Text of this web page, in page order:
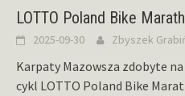
LOTTO Poland Bike
2025-09-30 Zbyszek
Karpaty Mazowsza zdobyte
cykl LOTTO Poland Bike